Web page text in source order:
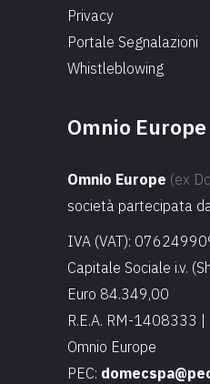
Privacy
Portale Segnalazioni
Whistleblowing
Omnio
Omnio Europe (ex
società partecipata
IVA (VAT):
Capitale Sociale i.v.
Euro 84.349,00
R.E.A. RM-1408333
Omnio Europe
PEC: